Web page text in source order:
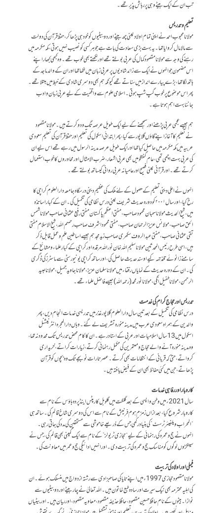
تب ان کے ایک بیٹے وہی پر رہاش پذیر تھے۔
تعلیم و تدریس
مولانا محبوب احمد نے اپنی تمام اولاد یعنی چھ بیٹے اور دو بیٹیوں کو خود ہی پڑھا کر، حفظ قرآن کی دولت
سے مالا مال کروایا تھا۔ یہ بہت بڑی سعادت کی بات ہے جو ہر کسی کو نصیب نہیں ہوتی، مکہ مکرمہ میں
رہنے کی وجہ سے مولانا مقصود کمال کی عربی بولتے تھے اور لکھتے بھی خوب تھے۔ وہ کبھی کبھار اپنے
اس مضمون جو انہوں نے ایک سے زائد شادیوں پر عربی زبان میں لکھا تھا اور ان کے والد ماجد کے
ہاتھ لگا تھا، بڑے پیارے انداز میں سناتے تھے کیونکہ ہم بھی دوسری شادی کے خبط میں مبتلا تھے۔
پھر اس موضوع پر خوب گپ شپ ہوتی۔ اسلامی علوم سے واقفیت کے لیے عربی زبان و ادب
جاننا بہت اہم ہوتا ہے۔
ہم جیسے عجمی عربی پڑھنے اور سمجھنے کے لیے ایک طویل عرصہ تگ و دو کرتے ہیں۔ مولانا مقصود
نے تعلیم کا آغاز اپنے گاؤں گلاپور سے کیا، پھر ابتدائی اسکول کی تعلیم اور حفظ قرآن کی تعلیم سعودی
عربیہ میں مکہ مکرمہ میں حاصل کیا تھا اور ایک طویل عرصہ مدینہ الرسول میں رہے تھے اس لیے ان
کی عربی بہت اچھی تھی، عام گفتگو میں بھی عربی اشعار، ضرب الامثال اور محاوروں کا خوب استعمال
کرتے تھے۔ اور قرآنی یعنی فصیح اور عامیانہ عربی روانی کیساتھ بولتے تھے۔
انہوں نے اعلی دینی تعلیم کے حصول کے لئے ملک کی عظیم دینی درسگاہ جامعہ دارالعلوم کراچی کا
رخ کیا، اور سال ٢٠٠١ کو دورہ حدیث شریف یعنی درس نظامی کی تکمیل کی۔ان کے کبار اساتذہ
میں، شیخ الحدیث مولانا سحبان محمود صاحب، مفتی اعظم پاکستان مفتی رفیع عثمانی صاحب مولانا شمس
الحق صاحب، مولانس عزیزالرحمان صاحب ،مفتی محمود اشرف صاحب رحمہم اللہ، شیخ الاسلام مفتی
تقی عثمانی صاحب ، مفتی عبدالروف سکھری صاحب زیدمجدہم جیسے اساطین علم و عمل قابل ذکر
ہیں، اسی طرح رئیس المحدثین مولانا سلیم اللہ خان نوراللہ مرقدہ اور کراچی کے کبار علماء و مشائخ کے
سامنے زانوئے تلمذ تہہ کیے او سند حدیث حاصل کی، اور ساتھ کراچی یونیورسٹی سے ماسٹرز کی ڈگری
کی۔ ان کے دورہ حدیث کے نمایاں رفقاء میں مولانا سلمان عزیز ، مولانا جاوید جمیل ،مولانا عبید
الرحمن ، مولانا طفیل اٹکی ، مولانا نور محمد (رحمہ اللہ ) جیسے فاضل علماء تھے۔
تدریس اور حجاج کرام کی خدمت
درس نظامی کی تکمیل کے بعد تین سال دارالعلوم گلاپور غذر میں تدریسی خدمات انجام دیں، پھر
والدین کے ہمراہ سعودی عرب میں مدینہ منورہ تشریف لے گئے۔ وہاں دارالھجرہ انٹرنیشنل
اسکول میں 13 سال اسلامیات اور عربی کے استاد رہے۔ ان کا کام محض تدریس تک محدود نہ تھا،
وہ مدینہ منورہ آنے والے حجاج و معتمرین کی مکمل رہنمائی کرتے، زیارات کراتے، خریداری
کرواتے، حتیٰ کہ قربانی کے انتظامات بھی کرتے۔ عصر تا رات نو بجے تک وہ بچوں کو قرآن
پڑھاتے، جن میں کئی حفاظ بھی ان کے فیض یافتہ ہیں۔
کاروبار اور رفاہی خدمات
سال 2021ء میں وطن واپسی کے بعد گلگت میں گلوبل کارپٹس اینڈ پردہ ہاؤس کے نام سے
کاروبار شروع کیا، بعد ازاں زمزم ہوم فرنیش کے نام سے اس کی دوسری شاخ قائم کی۔ ساتھ ہی
“المحراب ویلفیئر ٹرسٹ” کی بنیاد رکھی جس کے ذریعے خاموشی سے مستحقین کی مدد کی جاتی رہی۔
انہوں نے حج و عمرہ کی رہنمائی کے لیے “حجازی ٹریولز” کے نام سے ایک کمپنی بھی قائم کی، جس نے
سینکڑوں لوگوں کو مناسکِ حج و عمرہ کی تربیت دی۔ اور انہیں ادائیگی حج و عمر میں معاونت کی۔
فیملی اور اولاد کی تربیت
مولانا مقصود حجازی 1997ء میں اپنے تایا کی صاحبزادی سے رشتہ ازدواج میں منسلک ہوئے۔ ان
کی اہلیہ محترمہ بھی نیک سیرت اور سادہ طبع خاتون ہیں۔ اللہ تعالیٰ نے چار بیٹے اور دو بیٹیوں سے
نوازا۔ بیٹوں کے نام حافظ حسین مقصود ، حافظ حذیفہ مقصود، معاویہ مقصود،اور ریان ہیں۔ اور بیٹیاں